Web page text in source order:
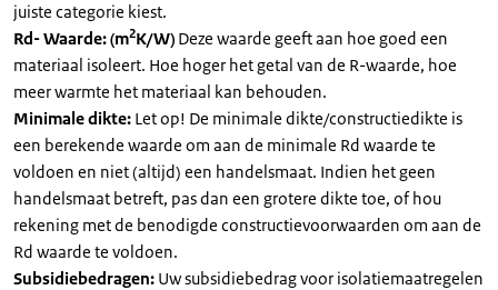
juiste categorie kiest.
Rd- Waarde: (m2K/W) Deze waarde geeft aan hoe goed een
materiaal isoleert. Hoe hoger het getal van de R-waarde, hoe
meer warmte het materiaal kan behouden.
Minimale dikte: Let op! De minimale dikte/constructiedikte is
een berekende waarde om aan de minimale Rd waarde te
voldoen en niet (altijd) een handelsmaat. Indien het geen
handelsmaat betreft, pas dan een grotere dikte toe, of hou
rekening met de benodigde constructievoorwaarden om aan de
Rd waarde te voldoen.
Subsidiebedragen: Uw subsidiebedrag voor isolatiemaatregelen